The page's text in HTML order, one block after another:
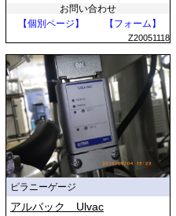
お問い合わせ
【個別ページ】
【フォーム】
Z20051118
ピラニーゲージ
アルバック Ulvac